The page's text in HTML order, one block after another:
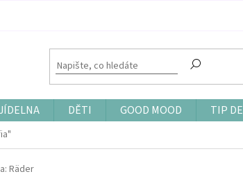
DĚTI GOOD MOOD TIP
Räder